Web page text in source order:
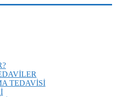
TEDAVİSİ